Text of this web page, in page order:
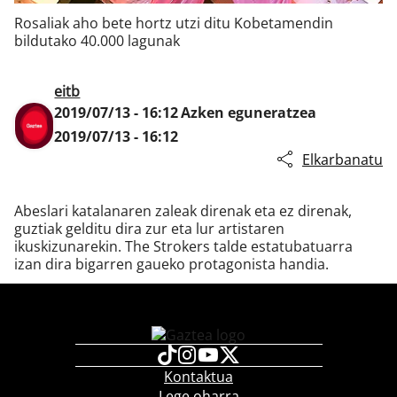
Rosaliak aho bete hortz utzi ditu Kobetamendin
bildutako 40.000 lagunak
eitb
2019/07/13 - 16:12Azken eguneratzea
2019/07/13 - 16:12
Elkarbanatu
Abeslari katalanaren zaleak direnak eta ez direnak,
guztiak gelditu dira zur eta lur artistaren
ikuskizunarekin. The Strokers talde estatubatuarra
izan dira bigarren gaueko protagonista handia.
Kontaktua